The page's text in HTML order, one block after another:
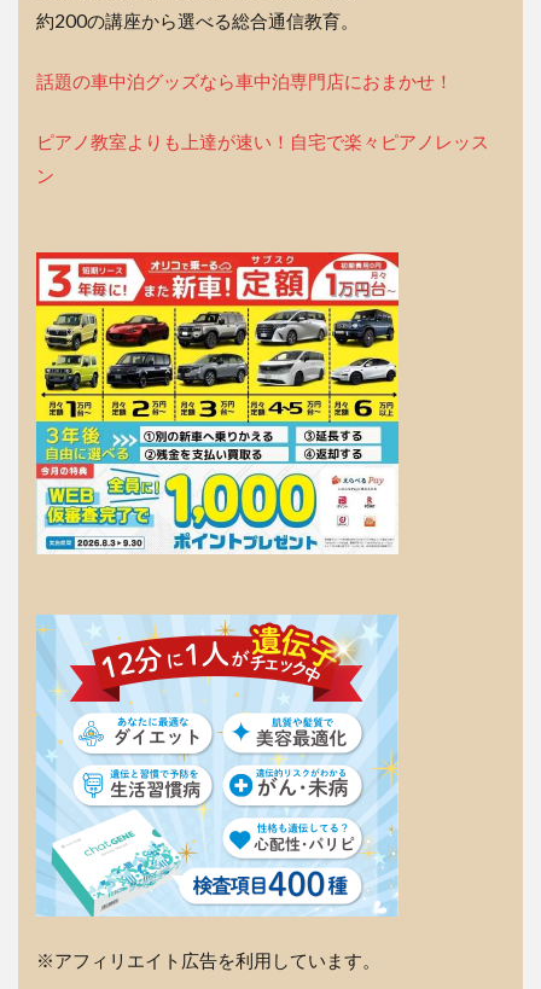
約200の講座から選べる総合通信教育。
話題の車中泊グッズなら車中泊専門店におまかせ！
ピアノ教室よりも上達が速い！自宅で楽々ピアノレッス
ン
※アフィリエイト広告を利用しています。